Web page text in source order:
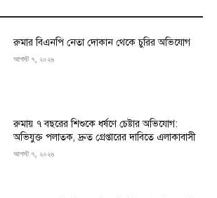
রুমার বিএনপি নেতা দোকান থেকে চুরির অভিযোগ
আগস্ট ৭, ২০২৬
রুমায় ৭ বছরের শিশুকে ধর্ষণে চেষ্টার অভিযোগ:
অভিযুক্ত পলাতক, দ্রুত গ্রেপ্তারের দাবিতে এলাকাবাসী
আগস্ট ৭, ২০২৬